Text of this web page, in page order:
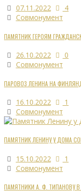
07.11.2022
4
Совмонумент
ПАМЯТНИК ГЕРОЯМ
26.10.2022
0
Совмонумент
ПАРОВОЗ ЛЕНИНА НА
16.10.2022
1
Совмонумент
ПАМЯТНИК ЛЕНИНУ У ДОМА
15.10.2022
1
Совмонумент
ПАМЯТНИКИ А. Ф. ТИПАНОВУ